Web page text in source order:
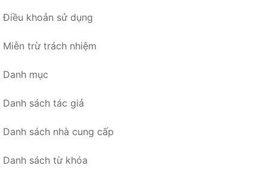
Điều khoản sử dụng
Miễn trừ trách nhiệm
Danh mục
Danh sách tác giả
Danh sách nhà cung cấp
Danh sách từ khóa